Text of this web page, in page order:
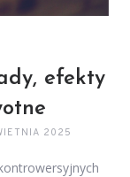
efekty
2025